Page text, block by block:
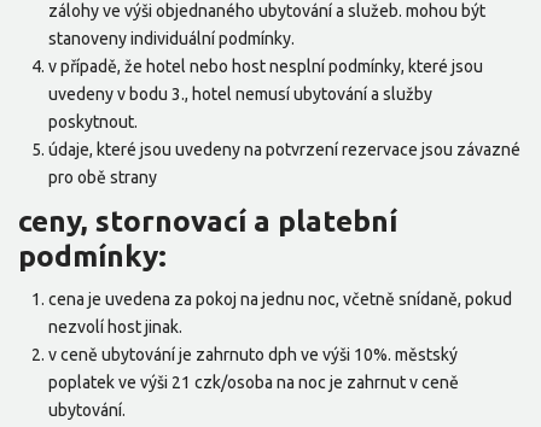
zálohy ve výši objednaného ubytování a služeb. mohou být
stanoveny individuální podmínky.
v případě, že hotel nebo host nesplní podmínky, které jsou
uvedeny v bodu 3., hotel nemusí ubytování a služby
poskytnout.
údaje, které jsou uvedeny na potvrzení rezervace jsou závazné
pro obě strany
ceny, stornovací a platební
podmínky:
cena je uvedena za pokoj na jednu noc, včetně snídaně, pokud
nezvolí host jinak.
v ceně ubytování je zahrnuto dph ve výši 10%. městský
poplatek ve výši 21 czk/osoba na noc je zahrnut v ceně
ubytování.